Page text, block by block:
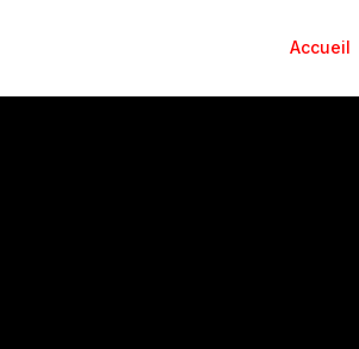
Accueil